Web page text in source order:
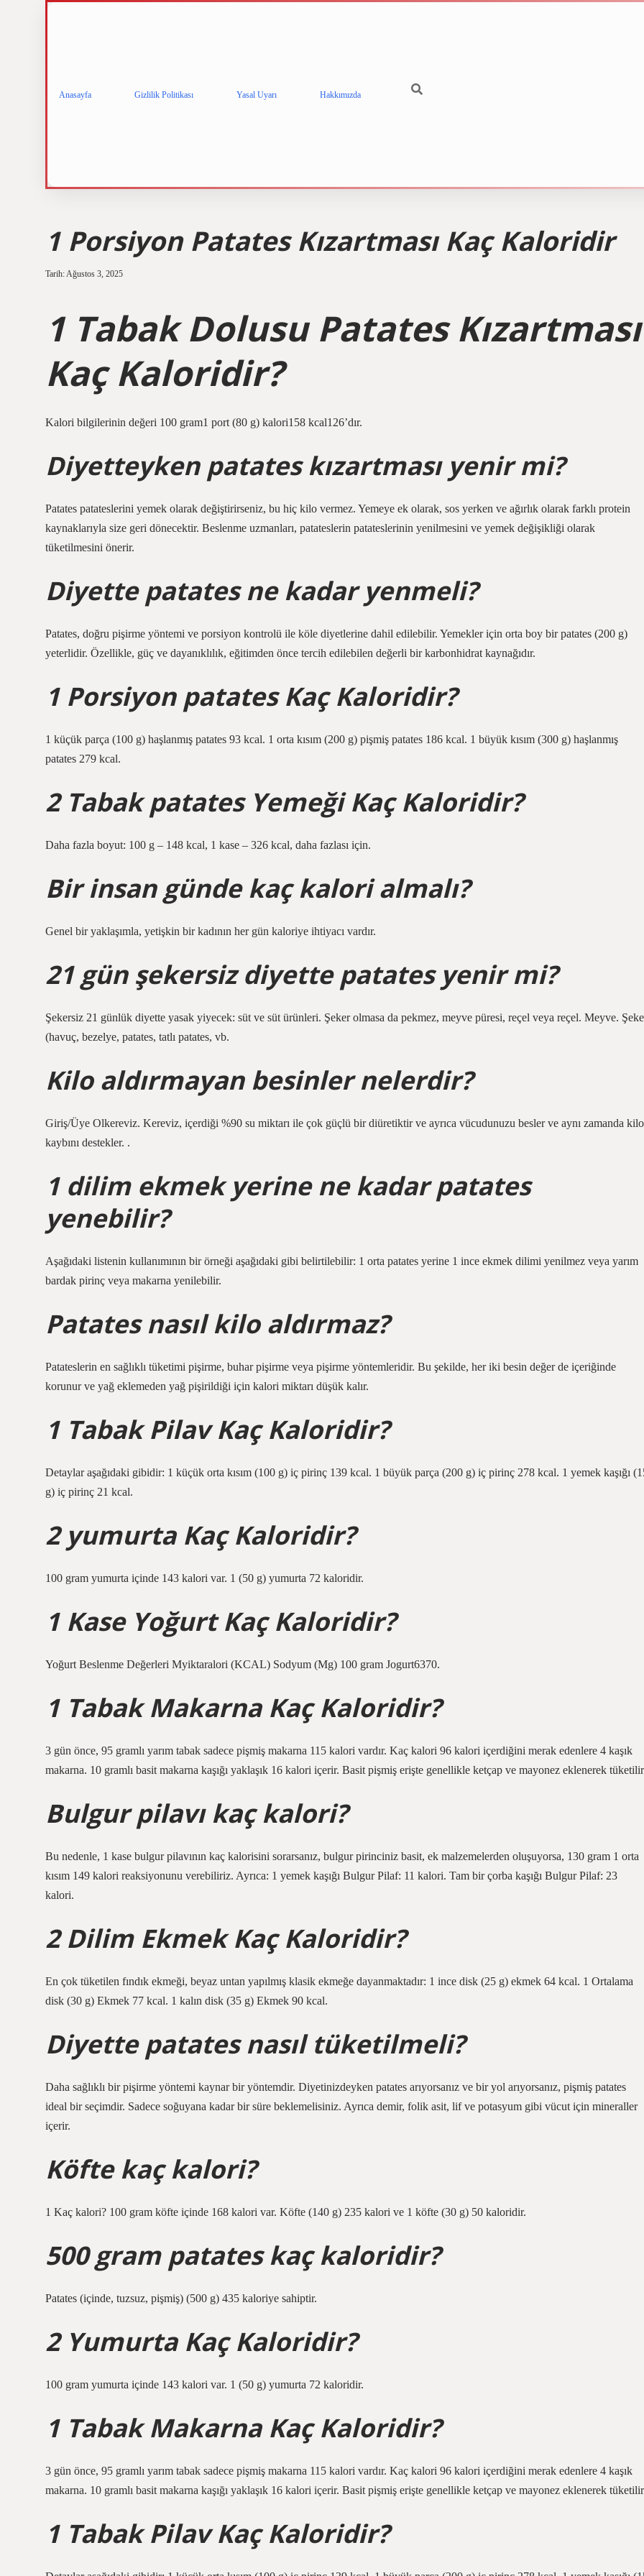
Anasayfa Gizlilik Politikası Yasal Uyarı Hakkımızda
1 Porsiyon Patates Kızartması Kaç Kaloridir
Tarih: Ağustos 3, 2025
1 Tabak Dolusu Patates Kızartması
Kaç Kaloridir?
Kalori bilgilerinin değeri 100 gram1 port (80 g) kalori158 kcal126’dır.
Diyetteyken patates kızartması yenir mi?
Patates patateslerini yemek olarak değiştirirseniz, bu hiç kilo vermez. Yemeye ek olarak, sos yerken ve ağırlık olarak farklı protein
kaynaklarıyla size geri dönecektir. Beslenme uzmanları, patateslerin patateslerinin yenilmesini ve yemek değişikliği olarak
tüketilmesini önerir.
Diyette patates ne kadar yenmeli?
Patates, doğru pişirme yöntemi ve porsiyon kontrolü ile köle diyetlerine dahil edilebilir. Yemekler için orta boy bir patates (200 g)
yeterlidir. Özellikle, güç ve dayanıklılık, eğitimden önce tercih edilebilen değerli bir karbonhidrat kaynağıdır.
1 Porsiyon patates Kaç Kaloridir?
1 küçük parça (100 g) haşlanmış patates 93 kcal. 1 orta kısım (200 g) pişmiş patates 186 kcal. 1 büyük kısım (300 g) haşlanmış
patates 279 kcal.
2 Tabak patates Yemeği Kaç Kaloridir?
Daha fazla boyut: 100 g – 148 kcal, 1 kase – 326 kcal, daha fazlası için.
Bir insan günde kaç kalori almalı?
Genel bir yaklaşımla, yetişkin bir kadının her gün kaloriye ihtiyacı vardır.
21 gün şekersiz diyette patates yenir mi?
Şekersiz 21 günlük diyette yasak yiyecek: süt ve süt ürünleri. Şeker olmasa da pekmez, meyve püresi, reçel veya reçel. Meyve.
(havuç, bezelye, patates, tatlı patates, vb.
Kilo aldırmayan besinler nelerdir?
Giriş/Üye Olkereviz. Kereviz, içerdiği %90 su miktarı ile çok güçlü bir diüretiktir ve ayrıca vücudunuzu besler ve aynı zamanda kilo
kaybını destekler. .
1 dilim ekmek yerine ne kadar patates
yenebilir?
Aşağıdaki listenin kullanımının bir örneği aşağıdaki gibi belirtilebilir: 1 orta patates yerine 1 ince ekmek dilimi yenilmez veya yarım
bardak pirinç veya makarna yenilebilir.
Patates nasıl kilo aldırmaz?
Patateslerin en sağlıklı tüketimi pişirme, buhar pişirme veya pişirme yöntemleridir. Bu şekilde, her iki besin değer de içeriğinde
korunur ve yağ eklemeden yağ pişirildiği için kalori miktarı düşük kalır.
1 Tabak Pilav Kaç Kaloridir?
Detaylar aşağıdaki gibidir: 1 küçük orta kısım (100 g) iç pirinç 139 kcal. 1 büyük parça (200 g) iç pirinç 278 kcal. 1 yemek kaşığı
g) iç pirinç 21 kcal.
2 yumurta Kaç Kaloridir?
100 gram yumurta içinde 143 kalori var. 1 (50 g) yumurta 72 kaloridir.
1 Kase Yoğurt Kaç Kaloridir?
Yoğurt Beslenme Değerleri Myiktaralori (KCAL) Sodyum (Mg) 100 gram Jogurt6370.
1 Tabak Makarna Kaç Kaloridir?
3 gün önce, 95 gramlı yarım tabak sadece pişmiş makarna 115 kalori vardır. Kaç kalori 96 kalori içerdiğini merak edenlere 4 kaşık
makarna. 10 gramlı basit makarna kaşığı yaklaşık 16 kalori içerir. Basit pişmiş erişte genellikle ketçap ve mayonez eklenerek
Bulgur pilavı kaç kalori?
Bu nedenle, 1 kase bulgur pilavının kaç kalorisini sorarsanız, bulgur pirinciniz basit, ek malzemelerden oluşuyorsa, 130 gram 1 orta
kısım 149 kalori reaksiyonunu verebiliriz. Ayrıca: 1 yemek kaşığı Bulgur Pilaf: 11 kalori. Tam bir çorba kaşığı Bulgur Pilaf: 23
kalori.
2 Dilim Ekmek Kaç Kaloridir?
En çok tüketilen fındık ekmeği, beyaz untan yapılmış klasik ekmeğe dayanmaktadır: 1 ince disk (25 g) ekmek 64 kcal. 1 Ortalama
disk (30 g) Ekmek 77 kcal. 1 kalın disk (35 g) Ekmek 90 kcal.
Diyette patates nasıl tüketilmeli?
Daha sağlıklı bir pişirme yöntemi kaynar bir yöntemdir. Diyetinizdeyken patates arıyorsanız ve bir yol arıyorsanız, pişmiş patates
ideal bir seçimdir. Sadece soğuyana kadar bir süre beklemelisiniz. Ayrıca demir, folik asit, lif ve potasyum gibi vücut için mineraller
içerir.
Köfte kaç kalori?
1 Kaç kalori? 100 gram köfte içinde 168 kalori var. Köfte (140 g) 235 kalori ve 1 köfte (30 g) 50 kaloridir.
500 gram patates kaç kaloridir?
Patates (içinde, tuzsuz, pişmiş) (500 g) 435 kaloriye sahiptir.
2 Yumurta Kaç Kaloridir?
100 gram yumurta içinde 143 kalori var. 1 (50 g) yumurta 72 kaloridir.
1 Tabak Makarna Kaç Kaloridir?
3 gün önce, 95 gramlı yarım tabak sadece pişmiş makarna 115 kalori vardır. Kaç kalori 96 kalori içerdiğini merak edenlere 4 kaşık
makarna. 10 gramlı basit makarna kaşığı yaklaşık 16 kalori içerir. Basit pişmiş erişte genellikle ketçap ve mayonez eklenerek
1 Tabak Pilav Kaç Kaloridir?